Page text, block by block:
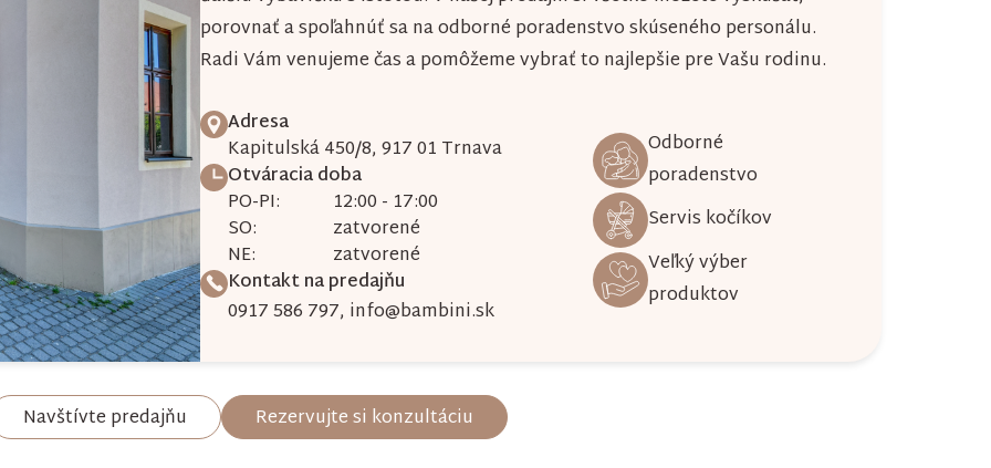
porovnať a spoľahnúť sa na odborné poradenstvo skúseného personálu.
Radi Vám venujeme čas a pomôžeme vybrať to najlepšie pre Vašu rodinu.
Adresa
Kapitulská 450/8, 917 01 Trnava
Otváracia doba
PO-PI:
12:00 - 17:00
SO:
zatvorené
NE:
zatvorené
Kontakt na predajňu
0917 586 797, info@bambini.sk
Odborné
poradenstvo
Servis kočíkov
Veľký výber
produktov
Navštívte predajňu Rezervujte si konzultáciu